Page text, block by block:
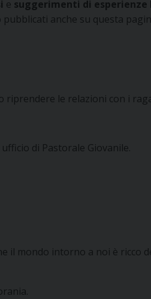
e suggerimenti di esperienze
anche su questa
riprendere le relazioni con i
di Pastorale Giovanile.
il mondo intorno a noi è ricco